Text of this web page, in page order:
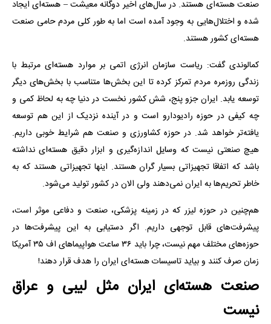
صنعت هسته‌ای هستند. در سال‌های اخیر دوگانه معیشت – هسته‌ای ایجاد
شده و اختلال‌هایی به وجود آمده است اما به طور کلی مردم حامی صنعت
هسته‌ای کشور هستند.
کمالوندی گفت: ریاست سازمان انرژی اتمی بر موارد هسته‌ای مرتبط با
زندگی روزمره مردم تمرکز کرده تا این بخش‌ها متناسب با بخش‌های دیگر
توسعه یابد. ایران جزو پنج، شش کشور نخست در دنیا چه به لحاظ کمی و
چه کیفی در حوزه رادیودارو است و در آینده نزدیک از این هم توسعه
یافته‌تر خواهد شد. در حوزه کشاورزی و صنعت هم شرایط خوبی داریم.
هیچ صنعتی نیست که وسایل اندازه‌گیری و ابزار دقیق هسته‌ای نداشته
باشد که اتفاقا تجهیزاتی بسیار گران هستند. اینها تجهیزاتی هستند که به
خاطر تحریم‌ها به ایران نمی‌دهند ولی الان در کشور تولید می‌شود.
هم‌چنین در حوزه لیزر که در زمینه پزشکی، صنعت و دفاعی موثر است،
پیشرفت‌های قابل توجهی داریم. اگر دستیابی به این پیشرفت‌ها در
حوزه‌های مختلف مهم نیست، چرا باید ۳۶ ساعت هواپیماهای اف ۳۵ آمریکا
زمان صرف کنند و بیاید تاسیسات هسته‌ای ایران را هدف قرار دهند!
صنعت هسته‌ای ایران مثل لیبی و عراق
نیست